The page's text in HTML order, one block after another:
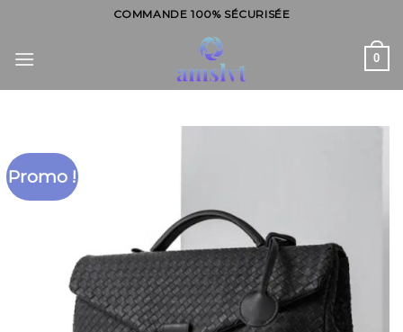
content
COMMANDE 100% SÉCURISÉE
0
Promo !